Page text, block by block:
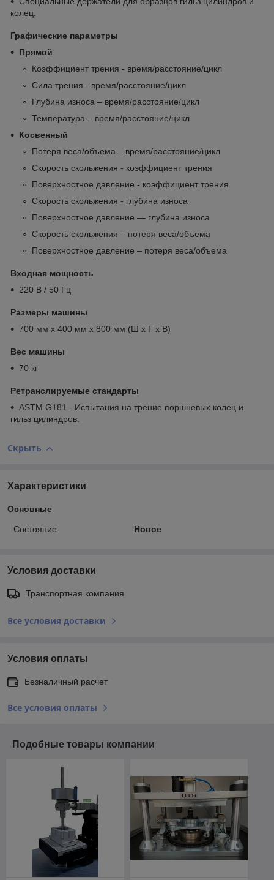
колец.
Графические параметры
Прямой
Коэффициент трения - время/расстояние/цикл
Сила трения - время/расстояние/цикл
Глубина износа – время/расстояние/цикл
Температура – ​​время/расстояние/цикл
Косвенный
Потеря веса/объема – время/расстояние/цикл
Скорость скольжения - коэффициент трения
Поверхностное давление - коэффициент трения
Скорость скольжения - глубина износа
Поверхностное давление — глубина износа
Скорость скольжения – потеря веса/объема
Поверхностное давление – потеря веса/объема
Входная мощность
220 В / 50 Гц
Размеры машины
700 мм x 400 мм x 800 мм (Ш x Г x В)
Вес машины
70 кг
Ретранслируемые стандарты
ASTM G181 - Испытания на трение поршневых колец и
гильз цилиндров.
Скрыть
Характеристики
Основные
Состояние Новое
Условия доставки
Транспортная компания
Все условия доставки
Условия оплаты
Безналичный расчет
Все условия оплаты
Подобные товары компании